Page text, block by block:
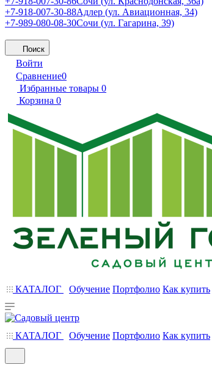
+7-918-007-30-88Адлер (ул. Авиационная, 34)
+7-989-080-08-30Сочи (ул. Гагарина, 39)
Поиск
Войти
Сравнение0
Избранные товары 0
Корзина 0
КАТАЛОГ Обучение Портфолио Как купить
КАТАЛОГ Обучение Портфолио Как купить